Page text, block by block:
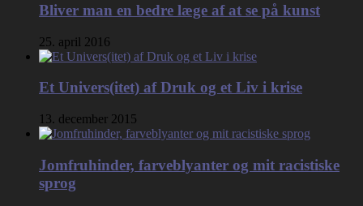
Bliver man en bedre læge af at se på kunst
25. april 2016
Et Univers(itet) af Druk og et Liv i krise
13. december 2015
Jomfruhinder, farveblyanter og mit racistiske
sprog